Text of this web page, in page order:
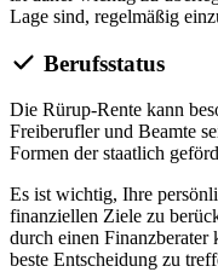
Lage sind, regelmäßig
Berufsstatus
Die Rürup-Rente kann
Freiberufler und Beamte
Formen der staatlich
Es ist wichtig, Ihre
finanziellen Ziele zu
durch einen
beste Entscheidung zu